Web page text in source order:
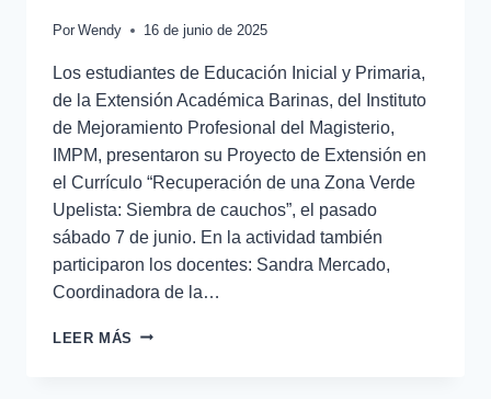
Por Wendy 16 de junio de 2025
Los estudiantes de Educación Inicial y Primaria,
de la Extensión Académica Barinas, del Instituto
de Mejoramiento Profesional del Magisterio,
IMPM, presentaron su Proyecto de Extensión en
el Currículo “Recuperación de una Zona Verde
Upelista: Siembra de cauchos”, el pasado
sábado 7 de junio. En la actividad también
participaron los docentes: Sandra Mercado,
Coordinadora de la…
LEER MÁS